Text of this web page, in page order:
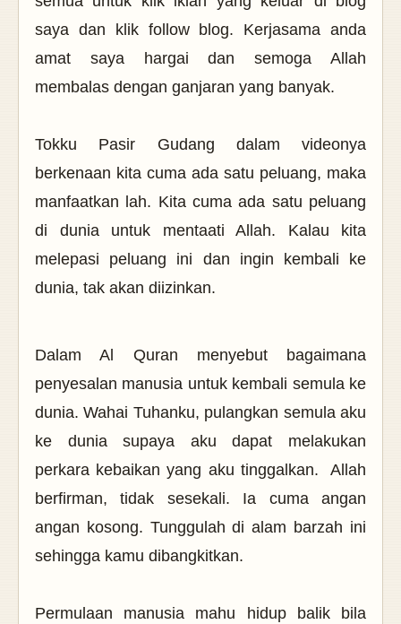
saya dan klik follow blog. Kerjasama anda
amat saya hargai dan semoga Allah
membalas dengan ganjaran yang banyak.
Tokku Pasir Gudang dalam videonya
berkenaan kita cuma ada satu peluang, maka
manfaatkan lah. Kita cuma ada satu peluang
di dunia untuk mentaati Allah. Kalau kita
melepasi peluang ini dan ingin kembali ke
dunia, tak akan diizinkan.
Dalam Al Quran menyebut bagaimana
penyesalan manusia untuk kembali semula ke
dunia. Wahai Tuhanku, pulangkan semula aku
ke dunia supaya aku dapat melakukan
perkara kebaikan yang aku tinggalkan.
Allah
berfirman, tidak sesekali. Ia cuma angan
angan kosong. Tunggulah di alam barzah ini
sehingga kamu dibangkitkan.
Permulaan manusia mahu hidup balik bila